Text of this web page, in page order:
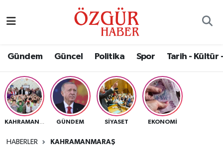
Gündem Güncel Politika Spor Tarih - Kültür
GÜNDEM SIYASET EKONOMI
HABERLER KAHRAMANMARAŞ
Eğitim
Ekonomi
Güncel
Nöbetçi Eczaneler
Namaz Vakitleri
Trafik Durumu
Süper Lig Puan Durumu ve Fikstür